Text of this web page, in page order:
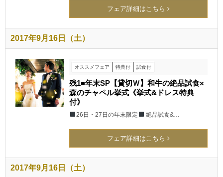
フェア詳細はこちら
2017年9月16日（土）
オススメフェア 特典付 試食付
残1■年末SP【貸切Ｗ】和牛の絶品試食×
森のチャペル挙式《挙式&ドレス特典
付》
26日・27日の年末限定 絶品試食&…
フェア詳細はこちら
2017年9月16日（土）